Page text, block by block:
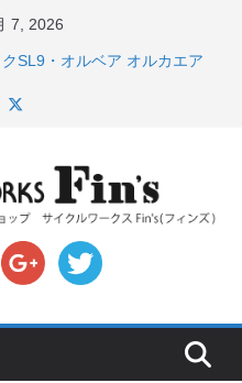
7, 2026
SL9・オルベア オルカエア
ドバイク、MTB、クロス
１７ 現在）
＆ クロスバイクのカスタ
ードバイク、MTB、クロス
１０ 現在）